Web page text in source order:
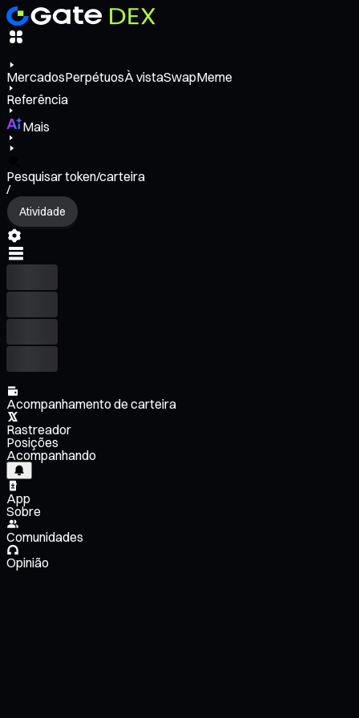
MercadosPerpétuosÀ vistaSwapMeme
Referência
Mais
Pesquisar token/carteira
/
Atividade
Acompanhamento de carteira
Rastreador
Posições
Acompanhando
App
Sobre
Comunidades
Opinião